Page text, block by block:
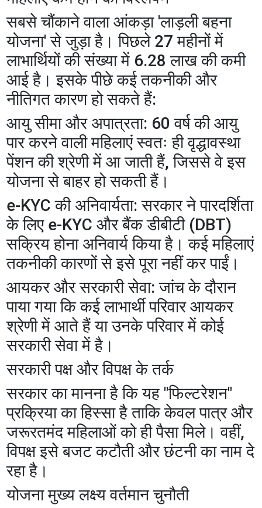
​सबसे चौंकाने वाला आंकड़ा 'लाड़ली बहना
योजना' से जुड़ा है। पिछले 27 महीनों में
लाभार्थियों की संख्या में 6.28 लाख की कमी
आई है। इसके पीछे कई तकनीकी और
नीतिगत कारण हो सकते हैं:
​आयु सीमा और अपात्रता: 60 वर्ष की आयु
पार करने वाली महिलाएं स्वतः ही वृद्धावस्था
पेंशन की श्रेणी में आ जाती हैं, जिससे वे इस
योजना से बाहर हो सकती हैं।
​e-KYC की अनिवार्यता: सरकार ने पारदर्शिता
के लिए e-KYC और बैंक डीबीटी (DBT)
सक्रिय होना अनिवार्य किया है। कई महिलाएं
तकनीकी कारणों से इसे पूरा नहीं कर पाईं।
​आयकर और सरकारी सेवा: जांच के दौरान
पाया गया कि कई लाभार्थी परिवार आयकर
श्रेणी में आते हैं या उनके परिवार में कोई
सरकारी सेवा में है।
​सरकारी पक्ष और विपक्ष के तर्क
​सरकार का मानना है कि यह "फिल्टरेशन"
प्रक्रिया का हिस्सा है ताकि केवल पात्र और
जरूरतमंद महिलाओं को ही पैसा मिले। वहीं,
विपक्ष इसे बजट कटौती और छंटनी का नाम दे
रहा है।
योजना मुख्य लक्ष्य वर्तमान चुनौती